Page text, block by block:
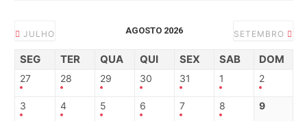
JULHO AGOSTO 2026 SETEMBRO
SEG TER QUA QUI SEX SAB DOM
27 28 29 30 31 1 2
3 4 5 6 7 8 9